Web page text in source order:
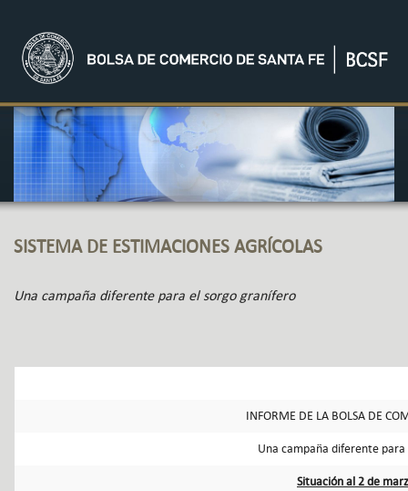
SISTEMA DE ESTIMACIONES AGRÍCOLAS
Una campaña diferente para el sorgo granífero
INFORME DE LA BOLSA DE
Una campaña diferente
Situación al 2 de